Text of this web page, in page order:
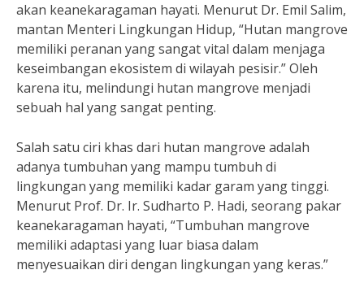
akan keanekaragaman hayati. Menurut Dr. Emil Salim,
mantan Menteri Lingkungan Hidup, “Hutan mangrove
memiliki peranan yang sangat vital dalam menjaga
keseimbangan ekosistem di wilayah pesisir.” Oleh
karena itu, melindungi hutan mangrove menjadi
sebuah hal yang sangat penting.
Salah satu ciri khas dari hutan mangrove adalah
adanya tumbuhan yang mampu tumbuh di
lingkungan yang memiliki kadar garam yang tinggi.
Menurut Prof. Dr. Ir. Sudharto P. Hadi, seorang pakar
keanekaragaman hayati, “Tumbuhan mangrove
memiliki adaptasi yang luar biasa dalam
menyesuaikan diri dengan lingkungan yang keras.”